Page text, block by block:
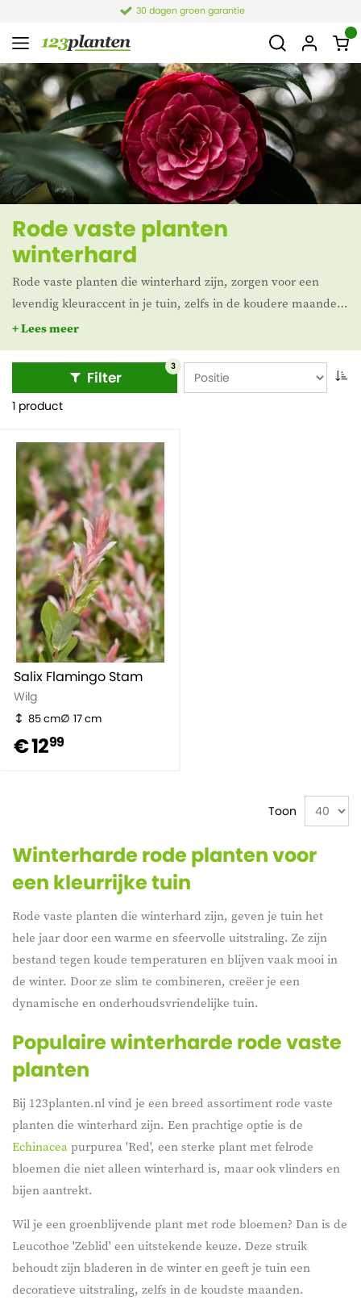
30 dagen groen garantie
Rode vaste planten
winterhard
Rode vaste planten die winterhard zijn, zorgen voor een
levendig kleuraccent in je tuin, zelfs in de koudere maanden.
Of je nu op zoek bent naar een opvallende borderplant of
een bodembedekker die de grond bedekt met prachtige rode
bloemen, winterharde rode planten zijn een ideale keuze.
+ Lees meer
Filter
3
1 product
Salix Flamingo Stam
Wilg
85 cm 17 cm
€ 1299
Toon
Winterharde rode planten voor
een kleurrijke tuin
Rode vaste planten die winterhard zijn, geven je tuin het
hele jaar door een warme en sfeervolle uitstraling. Ze zijn
bestand tegen koude temperaturen en blijven vaak mooi in
de winter. Door ze slim te combineren, creëer je een
dynamische en onderhoudsvriendelijke tuin.
Populaire winterharde rode vaste
planten
Bij 123planten.nl vind je een breed assortiment rode vaste
planten die winterhard zijn. Een prachtige optie is de
Echinaceapurpurea 'Red', een sterke plant met felrode
bloemen die niet alleen winterhard is, maar ook vlinders en
bijen aantrekt.
Wil je een groenblijvende plant met rode bloemen? Dan is de
Leucothoe 'Zeblid' een uitstekende keuze. Deze struik
behoudt zijn bladeren in de winter en geeft je tuin een
decoratieve uitstraling, zelfs in de koudste maanden.